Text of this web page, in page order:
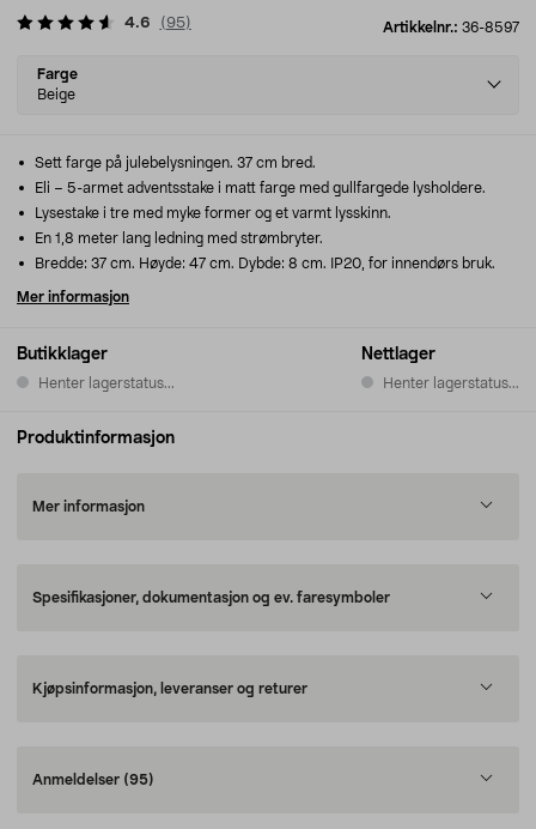
Artikkelnr.: 36-8597
4.6 (95)
Select
variant
Farge
Beige
Butikklager
Henter lagerstatus...
Nettlager
Henter lagerstatus...
Sett farge på julebelysningen. 37 cm bred.
Eli – 5-armet adventsstake i matt farge med gullfargede lysholdere.
Lysestake i tre med myke former og et varmt lysskinn.
En 1,8 meter lang ledning med strømbryter.
Bredde: 37 cm. Høyde: 47 cm. Dybde: 8 cm. IP20, for innendørs bruk.
Mer informasjon
Produktinformasjon
Mer informasjon
Spesifikasjoner, dokumentasjon og ev. faresymboler
Kjøpsinformasjon, leveranser og returer
Anmeldelser (95)